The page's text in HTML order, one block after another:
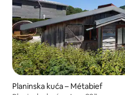
Planinska kuća – Métabief